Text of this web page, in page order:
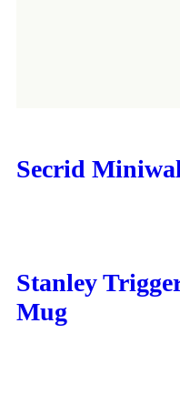
Secrid
Stanley
Mug